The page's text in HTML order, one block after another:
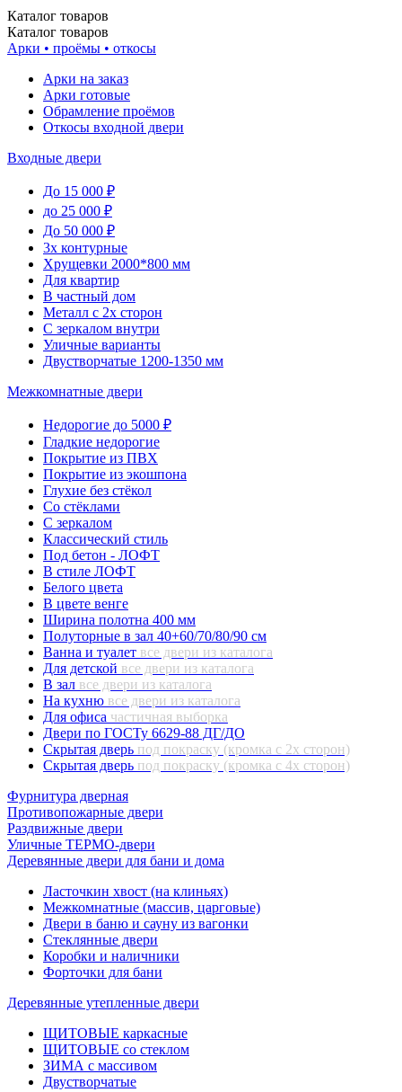
Каталог товаров
Каталог товаров
Арки • проёмы • откосы
Арки на заказ
Арки готовые
Обрамление проёмов
Откосы входной двери
Входные двери
До 15 000 ₽
до 25 000 ₽
До 50 000 ₽
3х контурные
Хрущевки 2000*800 мм
Для квартир
В частный дом
Металл с 2х сторон
С зеркалом внутри
Уличные варианты
Двустворчатые 1200-1350 мм
Межкомнатные двери
Недорогие до 5000 ₽
Гладкие недорогие
Покрытие из ПВХ
Покрытие из экошпона
Глухие без стёкол
Со стёклами
С зеркалом
Классический стиль
Под бетон - ЛОФТ
В стиле ЛОФТ
Белого цвета
В цвете венге
Ширина полотна 400 мм
Полуторные в зал 40+60/70/80/90 см
Ванна и туалет все двери из каталога
Для детской все двери из каталога
В зал все двери из каталога
На кухню все двери из каталога
Для офиса частичная выборка
Двери по ГОСТу 6629-88 ДГ/ДО
Скрытая дверь под покраску (кромка с 2х сторон)
Скрытая дверь под покраску (кромка с 4х сторон)
Фурнитура дверная
Противопожарные двери
Раздвижные двери
Уличные ТЕРМО-двери
Деревянные двери для бани и дома
Ласточкин хвост (на клиньях)
Межкомнатные (массив, царговые)
Двери в баню и сауну из вагонки
Стеклянные двери
Коробки и наличники
Форточки для бани
Деревянные утепленные двери
ЩИТОВЫЕ каркасные
ЩИТОВЫЕ со стеклом
ЗИМА с массивом
Двустворчатые